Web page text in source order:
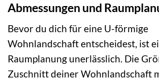
Abmessungen und
Bevor du dich für eine U-förmige
Wohnlandschaft entscheidest, ist
Raumplanung unerlässlich. Die
Zuschnitt deiner Wohnlandschaft